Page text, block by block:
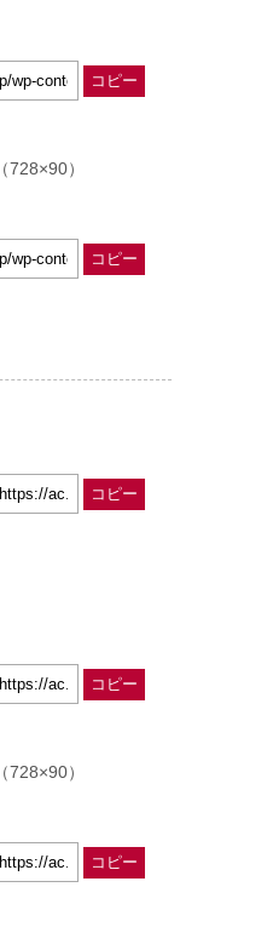
コピー
（728×90）
コピー
コピー
コピー
（728×90）
コピー